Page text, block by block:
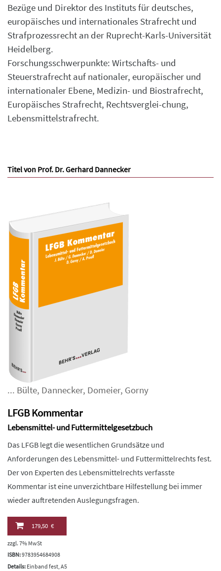
Bezüge und Direktor des Instituts für deutsches,
europäisches und internationales Strafrecht und
Strafprozessrecht an der Ruprecht-Karls-Universität
Heidelberg.
Forschungsschwerpunkte: Wirtschafts- und
Steuerstrafrecht auf nationaler, europäischer und
internationaler Ebene, Medizin- und Biostrafrecht,
Europäisches Strafrecht, Rechtsverglei-chung,
Lebensmittelstrafrecht.
Titel von Prof. Dr. Gerhard Dannecker
... Bülte, Dannecker, Domeier, Gorny
LFGB Kommentar
Lebensmittel- und Futtermittelgesetzbuch
Das LFGB legt die wesentlichen Grundsätze und
Anforderungen des Lebensmittel- und Futtermittelrechts fest.
Der von Experten des Lebensmittelrechts verfasste
Kommentar ist eine unverzichtbare Hilfestellung bei immer
wieder auftretenden Auslegungsfragen.
179,50 €
zzgl. 7% MwSt
ISBN:9783954684908
Details: Einband fest, A5